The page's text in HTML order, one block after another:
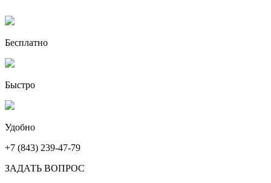
Бесплатно
Быстро
Удобно
+7 (843) 239-47-79
ЗАДАТЬ ВОПРОС